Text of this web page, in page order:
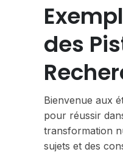
des
Bienvenue aux
pour réussir
transformation
sujets et des